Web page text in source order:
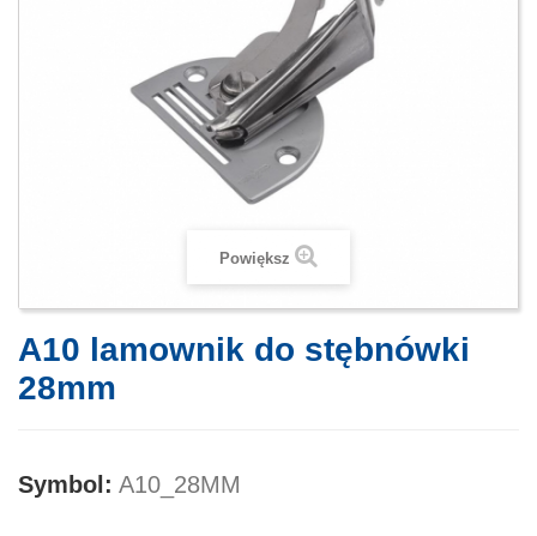
Powiększ
A10 lamownik do stębnówki
28mm
Symbol: A10_28MM